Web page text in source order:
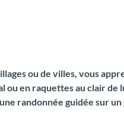
ou de villes, vous
en raquettes au clair de
randonnée guidée sur